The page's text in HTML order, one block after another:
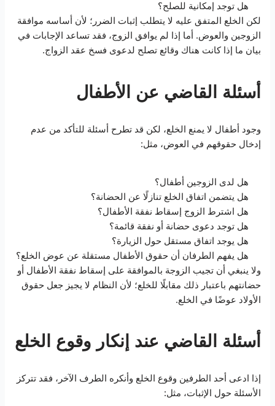
هل توجد إمكانية للصلح؟
لكن الخلع المتفق عليه لا يتطلب إثبات الضرر؛ لأن أساسه موافقة
الزوجين والعوض. أما إذا لم يوافق الزوج، فقد تساعد الإجابات في
بيان ما إذا كانت هناك وقائع تصلح لدعوى فسخ عقد الزواج.
أسئلة القاضي عن الأطفال
وجود أطفال لا يمنع الخلع، لكن قد تطرح أسئلة للتأكد من عدم
إدخال حقوقهم في العوض، مثل:
هل لدى الزوجين أطفال؟
هل يتضمن اتفاق الخلع تنازلًا عن الحضانة؟
هل اشترط الزوج إسقاط نفقة الأطفال؟
هل توجد دعوى حضانة أو نفقة قائمة؟
هل يوجد اتفاق مستقل حول الزيارة؟
هل يفهم الطرفان أن حقوق الأطفال مستقلة عن عوض الخلع؟
ولا ينبغي أن تجيب الزوجة بالموافقة على إسقاط نفقة الأطفال أو
حضانتهم باعتبار ذلك مقابلًا للخلع؛ لأن النظام لا يجيز جعل حقوق
الأولاد عوضًا في الخلع.
أسئلة القاضي عند إنكار وقوع الخلع
إذا ادعى أحد الطرفين وقوع الخلع وأنكره الطرف الآخر، فقد تتركز
الأسئلة حول الإثبات، مثل: